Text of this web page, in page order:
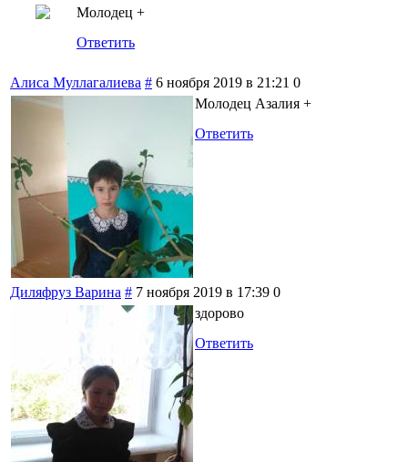
Молодец +
Ответить
Алиса Муллагалиева # 6 ноября 2019 в 21:21 0
Молодец Азалия +
Ответить
Диляфруз Варина # 7 ноября 2019 в 17:39 0
здорово
Ответить